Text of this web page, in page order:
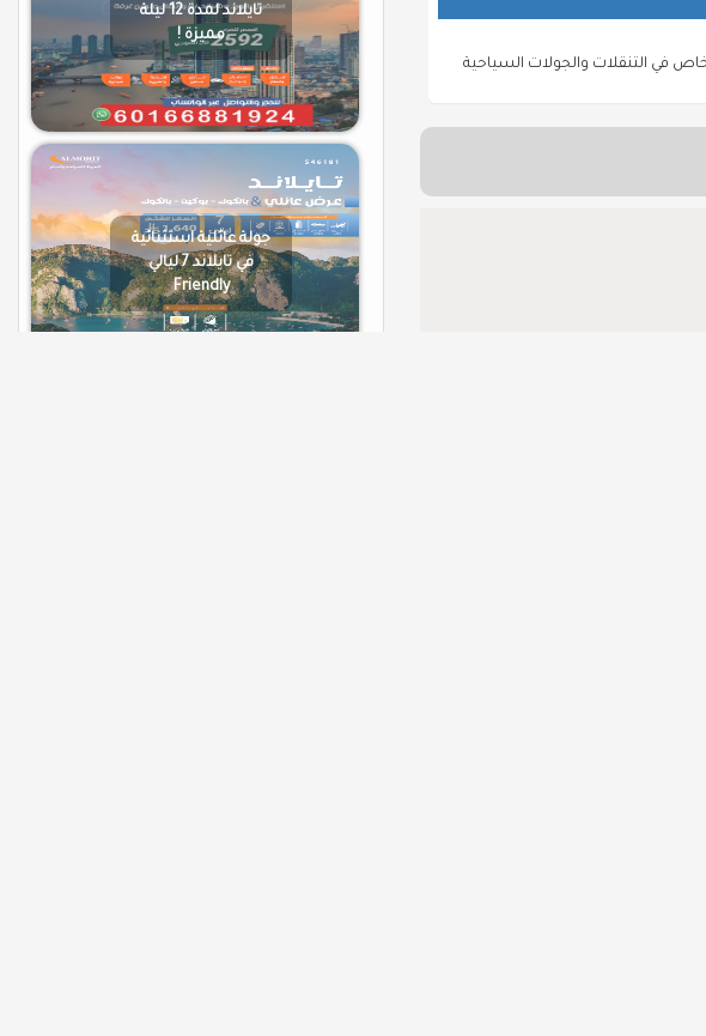
تايلاند لمدة 12 ليلة
مميزة !
جولة عائلية استثنائية
في تايلاند 7 ليالي
Friendly